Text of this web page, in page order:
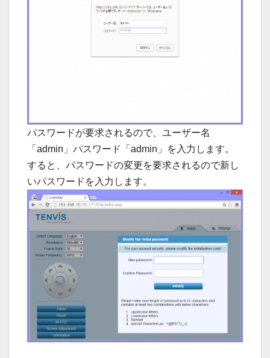
パスワードが要求されるので、ユーザー名
「admin」パスワード「admin」を入力します。
すると、パスワードの変更を要求されるので新し
いパスワードを入力します。